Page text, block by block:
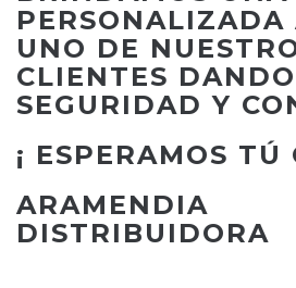
PERSONALIZADA
UNO DE
CLIENTES DANDO
SEGURIDAD Y
¡ ESPERAMOS TÚ
ARAMENDIA
DISTRIBUIDORA